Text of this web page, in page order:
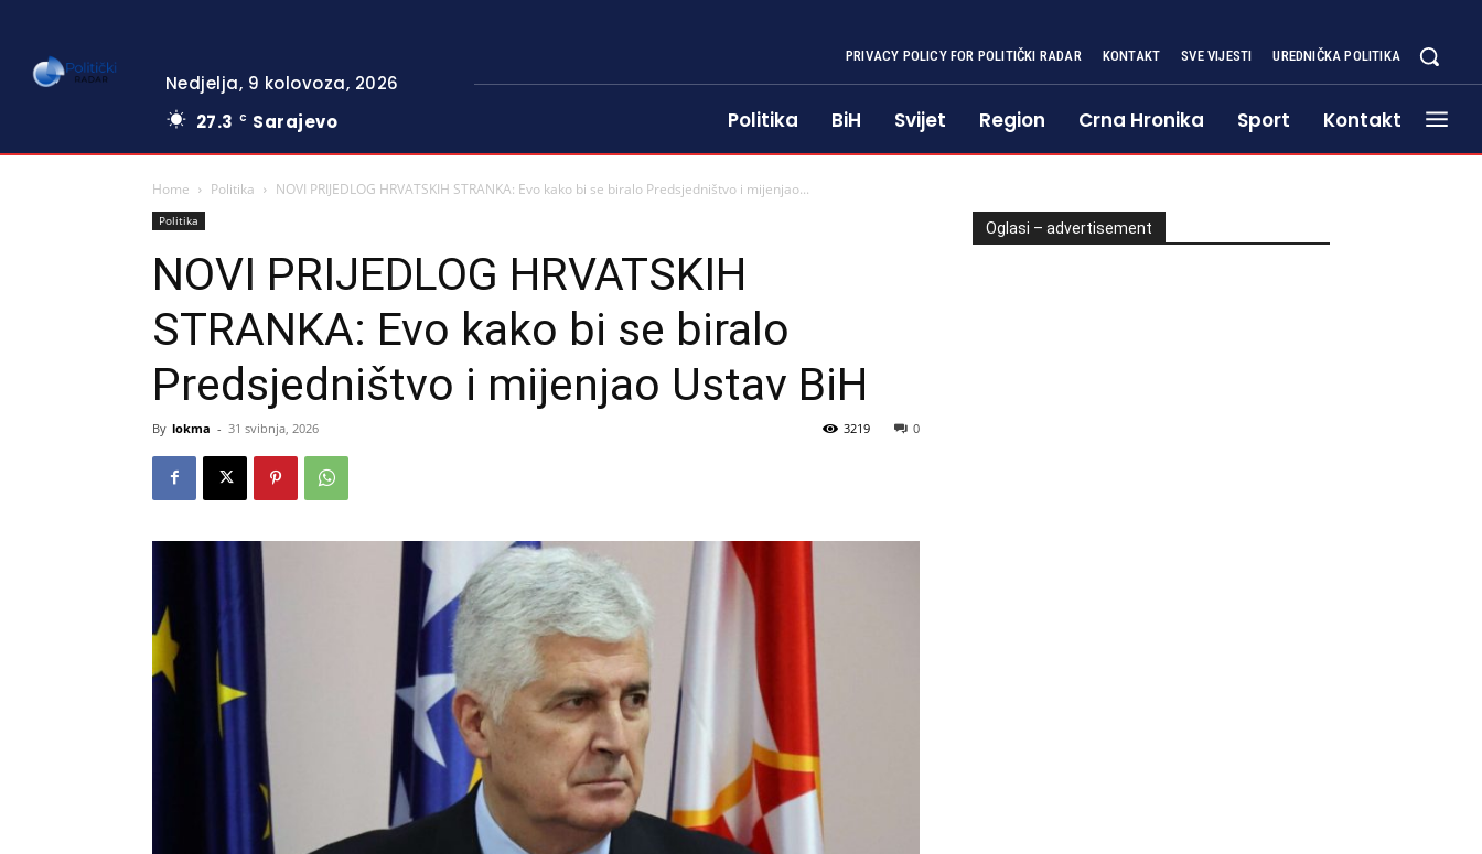
Nedjelja, 9 kolovoza, 2026
27.3
C Sarajevo
PRIVACY POLICY FOR POLITIČKI RADAR KONTAKT SVE VIJESTI UREDNIČKA POLITIKA
Politika BiH Svijet Region Crna Hronika Sport Kontakt
Home Politika NOVI PRIJEDLOG HRVATSKIH STRANKA: Evo kako bi se biralo Predsjedništvo i mijenjao...
Politika
NOVI PRIJEDLOG HRVATSKIH
STRANKA: Evo kako bi se biralo
Predsjedništvo i mijenjao Ustav BiH
By lokma - 31 svibnja, 2026 0
3219
Oglasi – advertisement